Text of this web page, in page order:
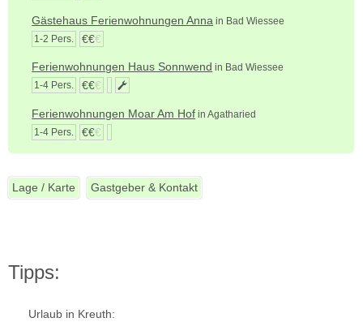
Gästehaus Ferienwohnungen Anna in Bad Wiessee
1-2 Pers.
€€€
Ferienwohnungen Haus Sonnwend in Bad Wiessee
1-4 Pers.
€€€
Ferienwohnungen Moar Am Hof in Agatharied
1-4 Pers.
€€€
Lage / Karte Gastgeber & Kontakt
Tipps:
Urlaub in Kreuth: